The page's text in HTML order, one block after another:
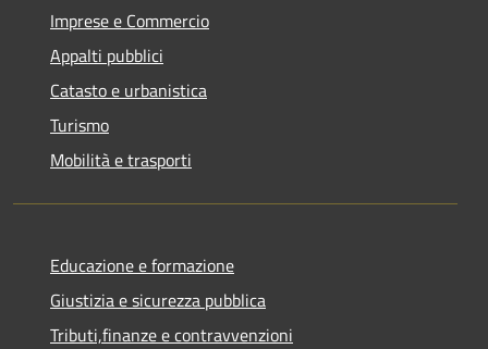
Imprese e Commercio
Appalti pubblici
Catasto e urbanistica
Turismo
Mobilità e trasporti
Educazione e formazione
Giustizia e sicurezza pubblica
Tributi,finanze e contravvenzioni